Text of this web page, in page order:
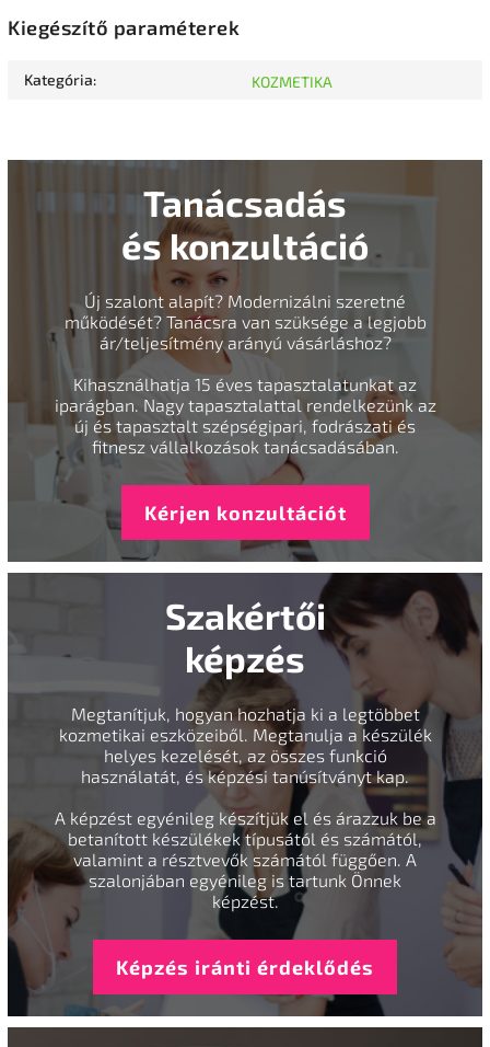
Kiegészítő paraméterek
Kategória: KOZMETIKA
Tanácsadás
és konzultáció
Új szalont alapít? Modernizálni szeretné
működését? Tanácsra van szüksége a legjobb
ár/teljesítmény arányú vásárláshoz?
Kihasználhatja 15 éves tapasztalatunkat az
iparágban. Nagy tapasztalattal rendelkezünk az
új és tapasztalt szépségipari, fodrászati és
fitnesz vállalkozások tanácsadásában.
Kérjen konzultációt
Szakértői
képzés
Megtanítjuk, hogyan hozhatja ki a legtöbbet
kozmetikai eszközeiből. Megtanulja a készülék
helyes kezelését, az összes funkció
használatát, és képzési tanúsítványt kap.
A képzést egyénileg készítjük el és árazzuk be a
betanított készülékek típusától és számától,
valamint a résztvevők számától függően. A
szalonjában egyénileg is tartunk Önnek
képzést.
Képzés iránti érdeklődés